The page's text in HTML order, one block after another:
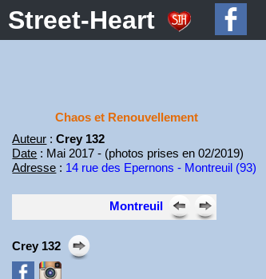
Street-Heart
Chaos et Renouvellement
Auteur :Crey 132
Date : Mai 2017 - (photos prises en 02/2019)
Adresse : 14 rue des Epernons - Montreuil (93)
Montreuil
Crey 132